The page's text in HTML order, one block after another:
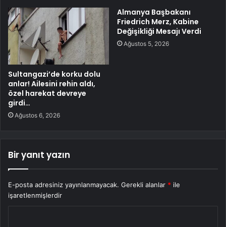
Sultangazi’de korku dolu
anlar! Ailesini rehin aldı,
özel harekat devreye
girdi…
Ağustos 6, 2026
Almanya Başbakanı
Friedrich Merz, Kabine
Değişikliği Mesajı Verdi
Ağustos 5, 2026
Bir yanıt yazın
E-posta adresiniz yayınlanmayacak. Gerekli alanlar * ile
işaretlenmişlerdir